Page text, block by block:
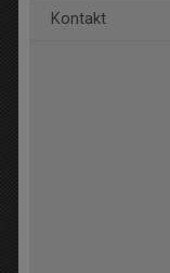
Kontakt